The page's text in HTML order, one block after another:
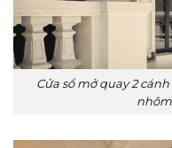
Cửa sổ mở quay 2